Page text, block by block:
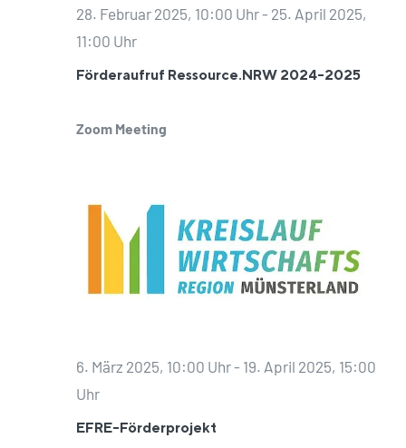
Förderaufruf Ressource.NRW 2024-2025
28. Februar 2025, 10:00 Uhr- 25. April 2025,
11:00 Uhr
Zoom Meeting
EFRE-Förderprojekt
6. März 2025, 10:00 Uhr- 19. April 2025, 15:00
Uhr
Förderprojekt